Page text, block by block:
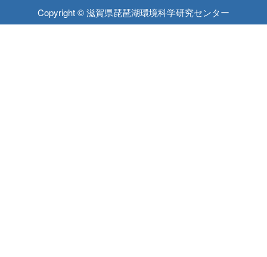
Copyright © 滋賀県琵琶湖環境科学研究センター